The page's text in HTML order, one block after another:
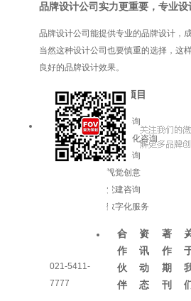
品牌设计公司实力更重要，专业
品牌设计公司能提供专业的品牌设计，
当然这种设计公司也要慎重的选择，这
良好的品牌设计效果。
021-5411-
7777
服务项目
品牌咨询
企业文化咨询
增长咨询
视觉创意
党建咨询
数字化服务
合
作
伙
伴
资
讯
动
态
著
作
期
刊